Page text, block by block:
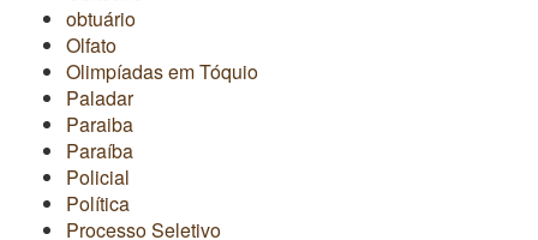
obtuário
Olfato
Olimpíadas em Tóquio
Paladar
Paraiba
Paraíba
Policial
Política
Processo Seletivo